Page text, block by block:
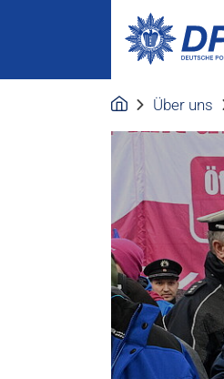
Über uns